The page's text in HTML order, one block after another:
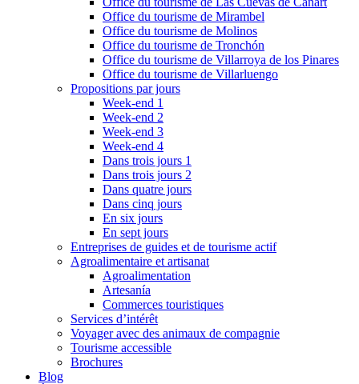
Office du tourisme de Mirambel
Office du tourisme de Molinos
Office du tourisme de Tronchón
Office du tourisme de Villarroya de los Pinares
Office du tourisme de Villarluengo
Propositions par jours
Week-end 1
Week-end 2
Week-end 3
Week-end 4
Dans trois jours 1
Dans trois jours 2
Dans quatre jours
Dans cinq jours
En six jours
En sept jours
Entreprises de guides et de tourisme actif
Agroalimentaire et artisanat
Agroalimentation
Artesanía
Commerces touristiques
Services d’intérêt
Voyager avec des animaux de compagnie
Tourisme accessible
Brochures
Blog